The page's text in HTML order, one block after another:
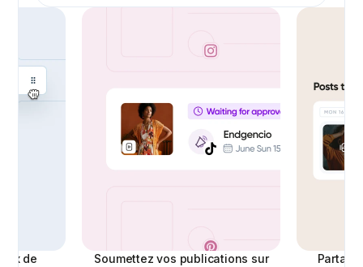
de
Soumettez vos publications sur